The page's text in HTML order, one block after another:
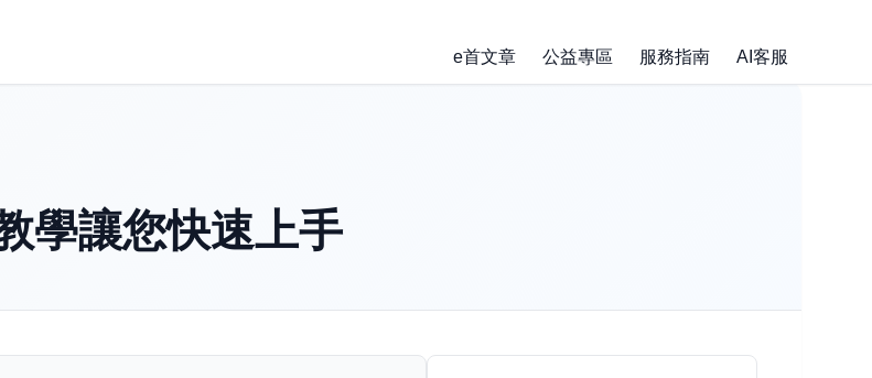
e首文章 公益專區 服務指南 AI客服
學讓您快速上手